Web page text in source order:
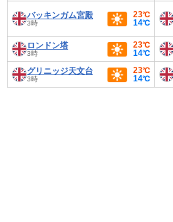
バッキンガム宮殿
3時
23℃
14℃
ロンドン塔
3時
23℃
14℃
グリニッジ天文台
3時
23℃
14℃